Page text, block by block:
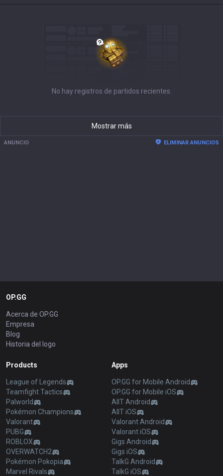
No hay registros de partidos recientes.
Mostrar más
ANUNCIO ELIMINAR ANUNCIOS
OP.GG
Acerca de OP.GG
Empresa
Blog
Historia del logo
Products
League of Legends
Teamfight Tactics
Palworld
Pokémon Champions
Valorant
PUBG
ROBLOX
OVERWATCH2
Pokémon Pokopia
Marvel Rivals
Apps
OP.GG for Mobile Android
OP.GG for Mobile iOS
AllT Android
AllT iOS
Valorant Android
Valorant iOS
Gigs Android
Gigs iOS
TalkG Android
TalkG iOS